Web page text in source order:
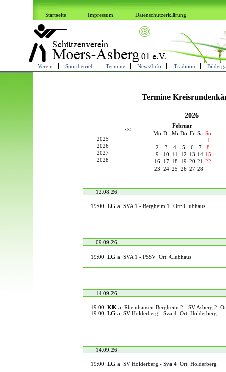
Startseite Impressum Datenschutzerklärung
Verein Sportbetrieb Termine News/Info Tradition
Termine
2026
2025
2026
2027
2028
<<
Februar
Mo Di Mi Do Fr Sa So
1
2
3 4 5 6 7
8
9
10 11 12 13 14 15
16
17 18 19 20 21 22
23 24 25 26 27 28
12.08.26
19:00 LG a SVA 1 - Bergheim 1 Ort: Clubhaus
09.09.26
19:00 LG a SVA 1 - PSSV Ort: Clubhaus
14.09.26
19:00 KK a Rheinhausen-Bergheim 2 - SV Asberg 2
19:00 LG a SV Holderberg - Sva 4 Ort: Holderberg
14.09.26
19:00 LG a SV Holderberg - Sva 4 Ort: Holderberg